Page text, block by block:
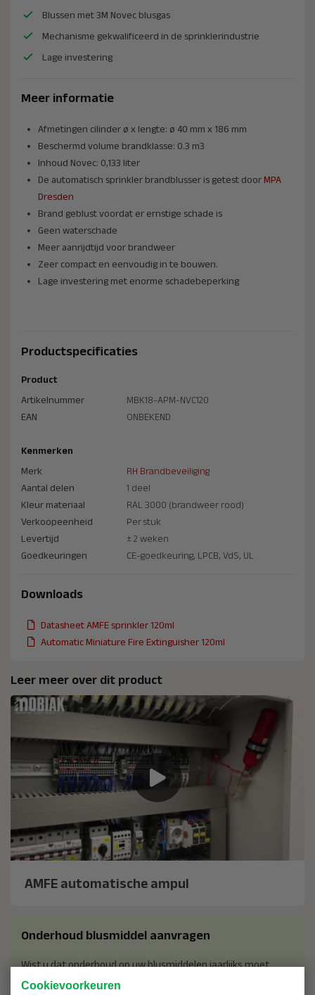
Cookievoorkeuren
Blussen met 3M Novec blusgas
Mechanisme gekwalificeerd in de sprinklerindustrie
Lage investering
Meer informatie
Afmetingen cilinder ø x lengte: ø 40 mm x 186 mm
Beschermd volume brandklasse: 0.3 m3
Inhoud Novec: 0,133 liter
De automatisch sprinkler brandblusser is getest door MPA
Dresden
Brand geblust voordat er ernstige schade is
Geen waterschade
Meer aanrijdtijd voor brandweer
Zeer compact en eenvoudig in te bouwen.
Lage investering met enorme schadebeperking
Productspecificaties
Product
Artikelnummer
MBK18-APM-NVC120
EAN
ONBEKEND
Kenmerken
Merk
RH Brandbeveiliging
Aantal delen
1 deel
Kleur materiaal
RAL 3000 (brandweer rood)
Verkoopeenheid
Per stuk
Levertijd
± 2 weken
Goedkeuringen
CE-goedkeuring, LPCB, VdS, UL
Downloads
Datasheet AMFE sprinkler 120ml
Automatic Miniature Fire Extinguisher 120ml
Leer meer over dit product
AMFE automatische ampul
Onderhoud blusmiddel aanvragen
Wist u dat onderhoud op uw blusmiddelen jaarlijks moet
worden uitgevoerd? Dit kost echt niet veel, laat ons een
offerte op maat maken.